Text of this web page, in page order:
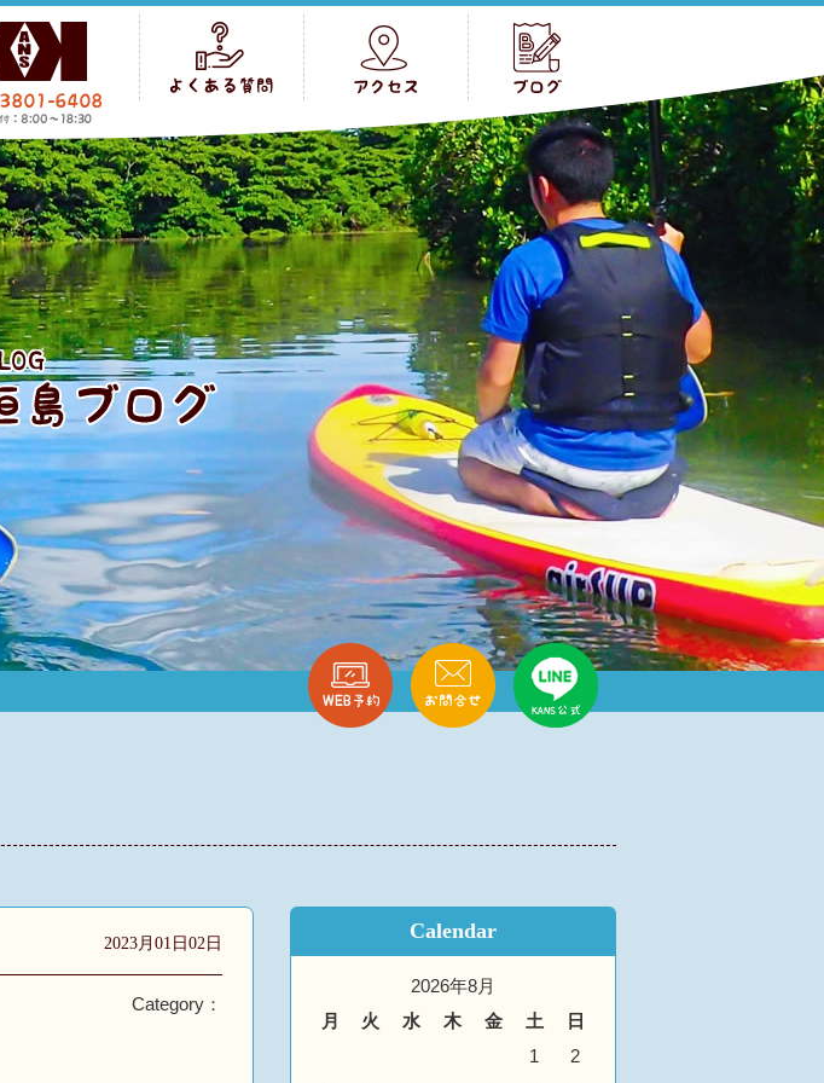
2023月01日02日
Category：
Calendar
2026年8月
月
火 水 木 金 土
日
1
2